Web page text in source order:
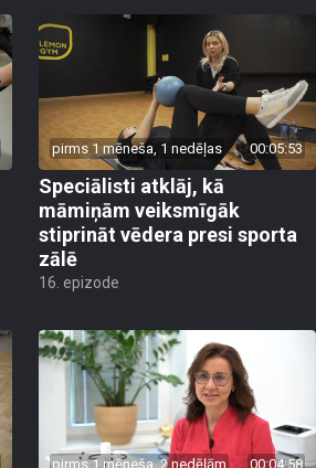
pirms 1 mēneša, 1 nedēļas 00:05:53
Speciālisti atklāj, kā
māmiņām veiksmīgāk
stiprināt vēdera presi sporta
zālē
16. epizode
pirms 1 mēneša, 2 nedēļām 00:04:58